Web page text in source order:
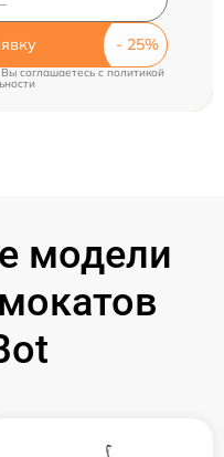
соглашаетесь c политикой
модели